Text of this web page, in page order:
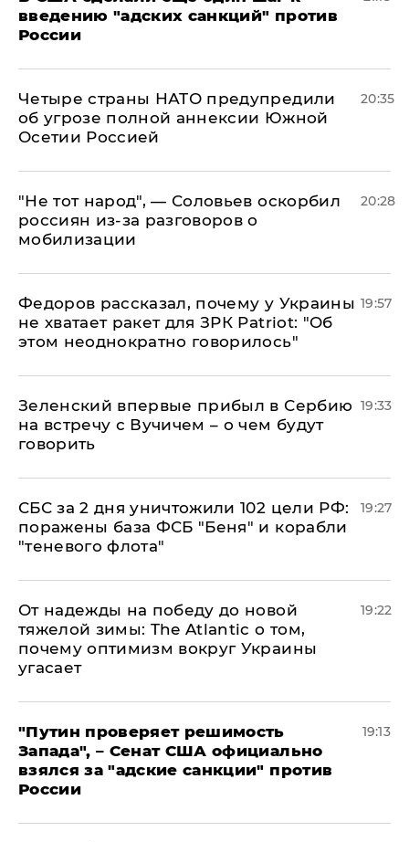
введению "адских санкций" против
России
Четыре страны НАТО предупредили
об угрозе полной аннексии Южной
Осетии Россией
20:35
​"Не тот народ", — Соловьев оскорбил
россиян из-за разговоров о
мобилизации
20:28
Федоров рассказал, почему у Украины
не хватает ракет для ЗРК Patriot: "Об
этом неоднократно говорилось"
19:57
Зеленский впервые прибыл в Сербию
на встречу с Вучичем – о чем будут
говорить
19:33
СБС за 2 дня уничтожили 102 цели РФ:
поражены база ФСБ "Беня" и корабли
"теневого флота"
19:27
От надежды на победу до новой
тяжелой зимы: The Atlantic о том,
почему оптимизм вокруг Украины
угасает
19:22
"Путин проверяет решимость
Запада", – Сенат США официально
взялся за "адские санкции" против
России
19:13